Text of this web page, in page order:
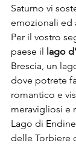
Saturno vi
emozionali ed
Per il vostro
paese il lago d’
Brescia, un
dove potrete
romantico e
meravigliosi e
Lago di
delle Torbiere